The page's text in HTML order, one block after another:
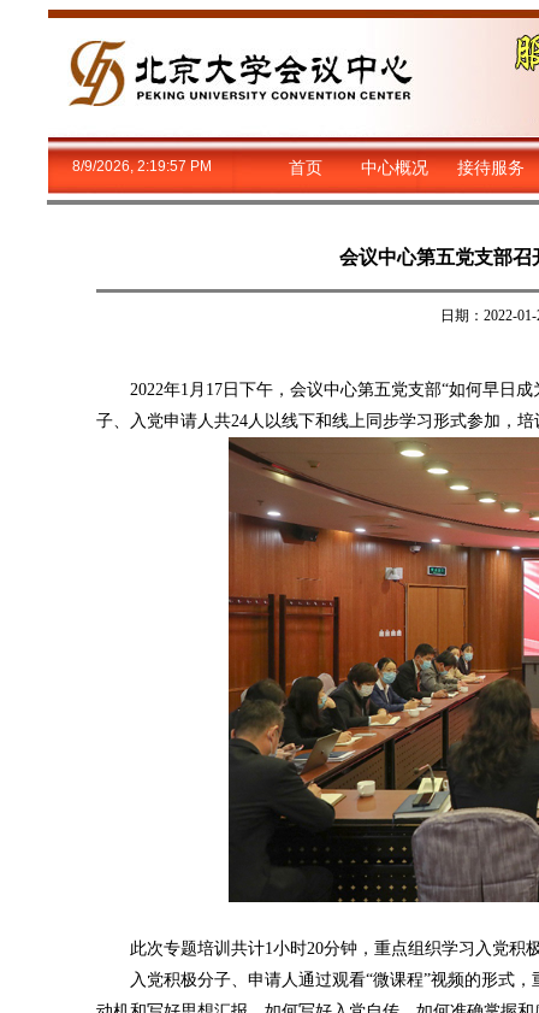
8/9/2026, 2:19:58 PM 首页 中心概况 接待服务
会议中心第五党支部召
日期：2022-
2022年1月17日下午，会议中心第五党支部“如何早日成
子、入党申请人共24人以线下和线上同步学习形式参加，
此次专题培训共计1小时20分钟，重点组织学习入党积
入党积极分子、申请人通过观看“微课程”视频的形式，